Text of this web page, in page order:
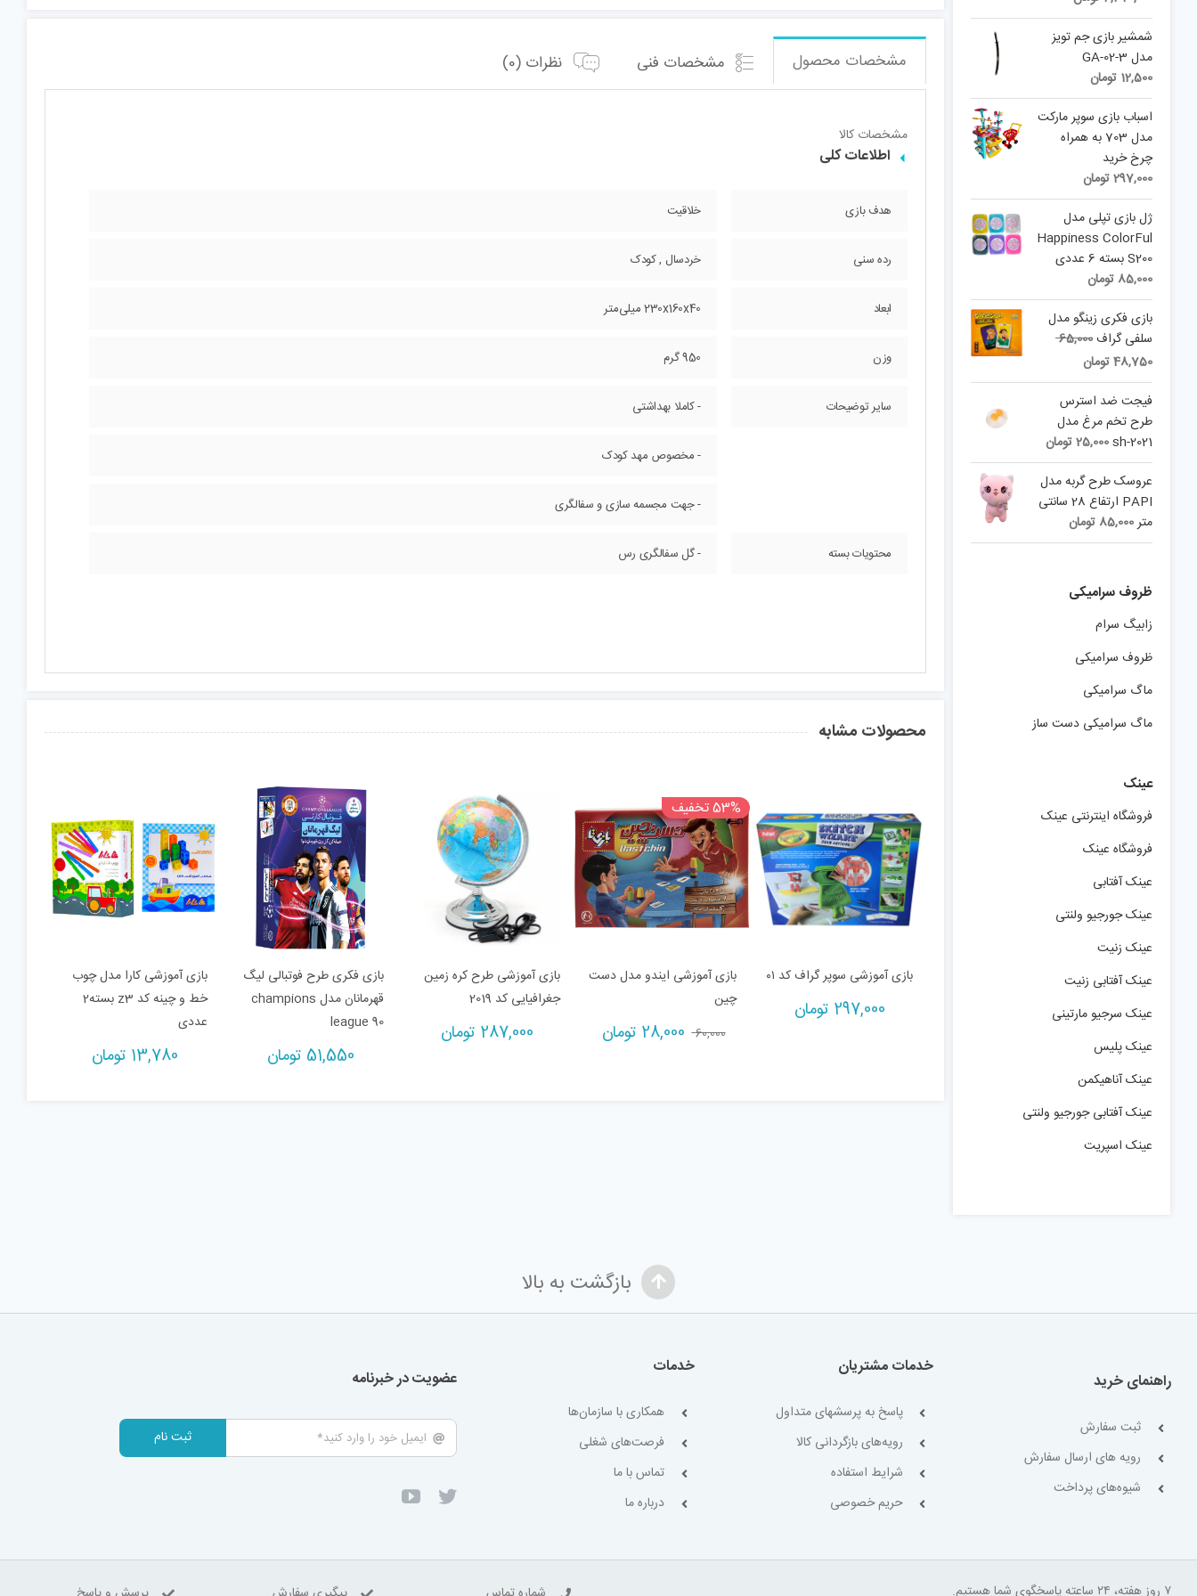
مشخصات محصول مشخصات فنی نظرات (0)
مشخصات کالا
اطلاعات کلی
هدف بازی خلاقیت
رده سنی خردسال , کودک
ابعاد 230x160x40 میلی‌متر
وزن 950 گرم
سایر توضیحات - کاملا بهداشتی
- مخصوص مهد کودک
- جهت مجسمه سازی و سفالگری
محتویات بسته - گل سفالگری رس
محصولات مشابه
بازی آموزشی سوپر گراف کد ۰۱
297,000 تومان
53% تخفیف
بازی آموزشی ایندو مدل دست
چین
60,000
Original
28,000 تومان
بازی آموزشی طرح کره زمین
جغرافیایی کد 2019
287,000 تومان
بازی فکری طرح فوتبالی لیگ
قهرمانان مدل champions
league 90
51,550 تومان
بازی آموزشی کارا مدل چوب
خط و چینه کد z3 بسته2
عددی
13,780 تومان
شمشیر بازی جم تویز
مدل 3-02-GA
12,500 تومان
اسباب بازی سوپر مارکت
مدل 703 به همراه
چرخ خرید
297,000تومان
ژل بازی تپلی مدل
Happiness ColorFul
S200 بسته 6 عددی
85,000 تومان
بازی فکری زینگو مدل
سلفی گراف65,000
Original
was:
48,750تومان
price
is:
48,750 تومان.
فیجت ضد استرس
طرح تخم مرغ مدل
sh-2021
25,000تومان
عروسک طرح گربه مدل
PAPI ارتفاع 28 سانتی
متر85,000 تومان
ظروف سرامیکی
زابیگ سرام
ظروف سرامیکی
ماگ سرامیکی
ماگ سرامیکی دست ساز
عینک
فروشگاه اینترنتی عینک
فروشگاه عینک
عینک آفتابی
عینک جورجیو ولنتی
عینک زنیت
عینک آفتابی زنیت
عینک سرجیو مارتینی
عینک پلیس
عینک آناهیکمن
عینک آفتابی جورجیو ولنتی
عینک اسپریت
بازگشت به بالا
راهنمای خرید
ثبت سفارش
رویه های ارسال سفارش
شیوه‌های پرداخت
خدمات مشتریان
پاسخ به پرسشهای متداول
رویه‌های بازگردانی کالا
شرایط استفاده
حریم خصوصی
خدمات
همکاری با سازمان‌ها
فرصت‌های شغلی
تماس با ما
درباره ما
عضویت در خبرنامه
ثبت نام
۷ روز هفته، ۲۴ ساعته پاسخگوی شما هستیم.